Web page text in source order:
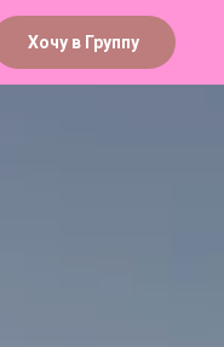
На Главную
Хочу в Группу